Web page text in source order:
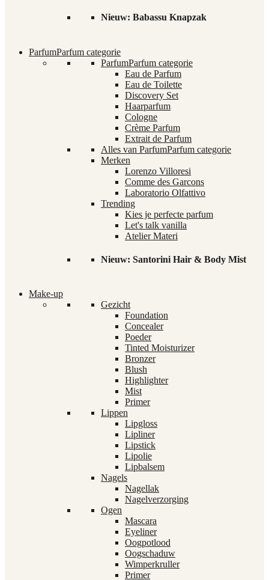
Nieuw: Babassu Knapzak
ParfumParfum categorie
ParfumParfum categorie
Eau de Parfum
Eau de Toilette
Discovery Set
Haarparfum
Cologne
Crème Parfum
Extrait de Parfum
Alles van ParfumParfum categorie
Merken
Lorenzo Villoresi
Comme des Garcons
Laboratorio Olfattivo
Trending
Kies je perfecte parfum
Let's talk vanilla
Atelier Materi
Nieuw: Santorini Hair & Body Mist
Make-up
Gezicht
Foundation
Concealer
Poeder
Tinted Moisturizer
Bronzer
Blush
Highlighter
Mist
Primer
Lippen
Lipgloss
Lipliner
Lipstick
Lipolie
Lipbalsem
Nagels
Nagellak
Nagelverzorging
Ogen
Mascara
Eyeliner
Oogpotlood
Oogschaduw
Wimperkruller
Primer